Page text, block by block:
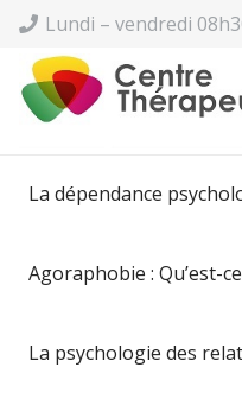
Lundi – vendredi
La dépendance
Agoraphobie : Qu’est-
La psychologie des